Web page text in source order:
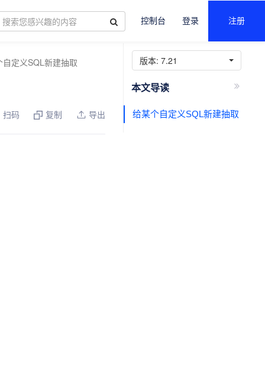
控制台 登录 注册
自定义SQL新建抽取
扫码 复制 导出 给某个自定义SQL新建抽取
版本: